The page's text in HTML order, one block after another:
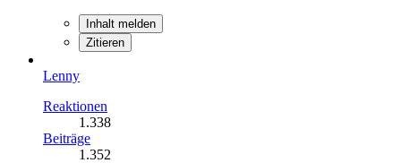
Inhalt melden
Zitieren
Lenny
Reaktionen
1.338
Beiträge
1.352